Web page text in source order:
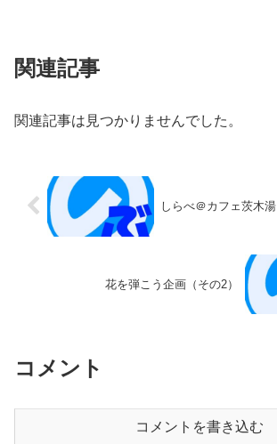
関連記事
関連記事は見つかりませんでした。
しらべ＠カフェ茨木湯
花を弾こう企画（その2）
コメント
コメントを書き込む